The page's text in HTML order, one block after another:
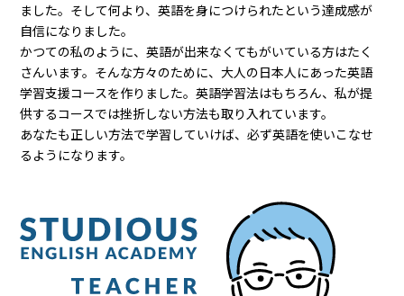
ました。そして何より、英語を身につけられたという達成感が
自信になりました。
かつての私のように、英語が出来なくてもがいている方はたく
さんいます。そんな方々のために、大人の日本人にあった英語
学習支援コースを作りました。英語学習法はもちろん、私が提
供するコースでは挫折しない方法も取り入れています。
あなたも正しい方法で学習していけば、必ず英語を使いこなせ
るようになります。